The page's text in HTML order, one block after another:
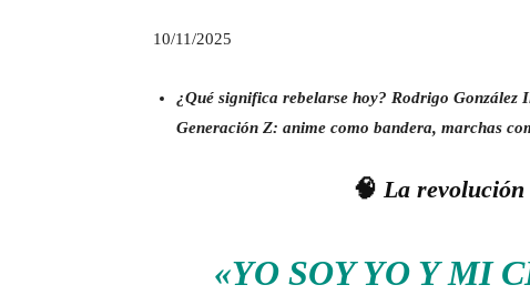
10/11/2025
¿Qué significa rebelarse hoy? Rodrigo
Generación Z: anime como bandera, marchas
🧠 La revolución
«YO SOY YO Y MI